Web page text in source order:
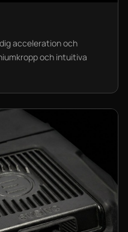
acceleration och
och intuitiva